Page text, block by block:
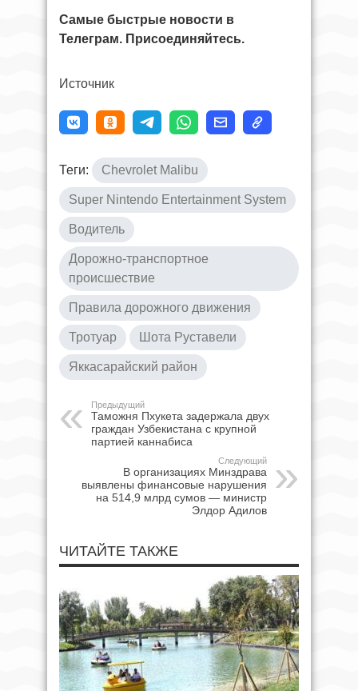
Самые быстрые новости в
Телеграм. Присоединяйтесь.
Источник
Теги: Chevrolet Malibu
Super Nintendo Entertainment System
Водитель
Дорожно-транспортное
происшествие
Правила дорожного движения
Тротуар Шота Руставели
Яккасарайский район
Предыдущий
Таможня Пхукета задержала двух
граждан Узбекистана с крупной
партией каннабиса
Следующий
В организациях Минздрава
выявлены финансовые нарушения
на 514,9 млрд сумов — министр
Элдор Адилов
ЧИТАЙТЕ ТАКЖЕ